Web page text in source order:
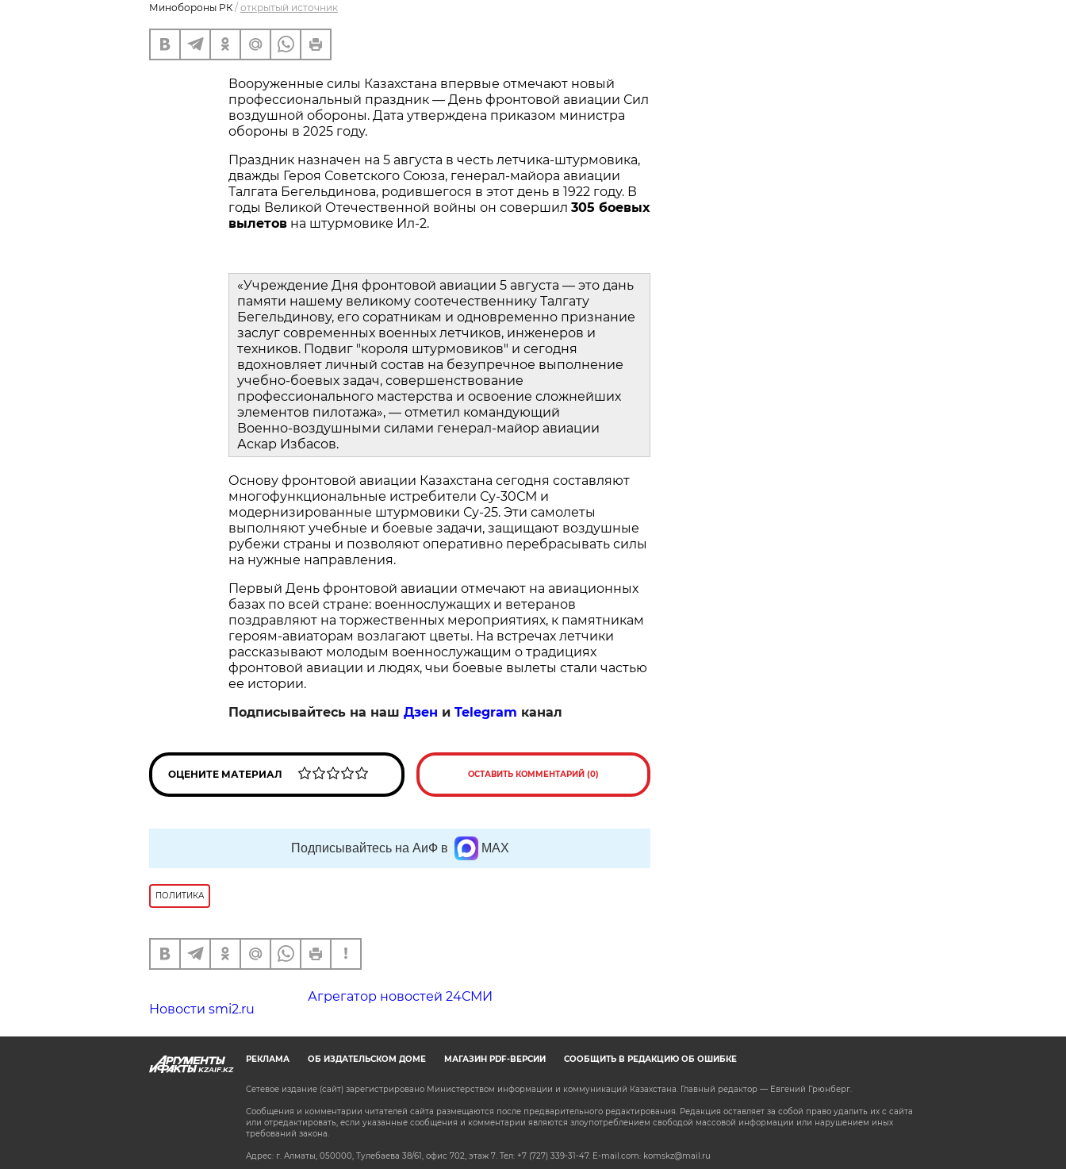
Минобороны РК / открытый источник
Вооруженные силы Казахстана впервые отмечают новый
профессиональный праздник — День фронтовой авиации Сил
воздушной обороны. Дата утверждена приказом министра
обороны в 2025 году.
Праздник назначен на 5 августа в честь летчика‑штурмовика,
дважды Героя Советского Союза, генерал‑майора авиации
Талгата Бегельдинова, родившегося в этот день в 1922 году. В
годы Великой Отечественной войны он совершил 305 боевых
вылетов на штурмовике Ил‑2.
«Учреждение Дня фронтовой авиации 5 августа — это дань
памяти нашему великому соотечественнику Талгату
Бегельдинову, его соратникам и одновременно признание
заслуг современных военных летчиков, инженеров и
техников. Подвиг "короля штурмовиков" и сегодня
вдохновляет личный состав на безупречное выполнение
учебно‑боевых задач, совершенствование
профессионального мастерства и освоение сложнейших
элементов пилотажа», — отметил командующий
Военно‑воздушными силами генерал‑майор авиации
Аскар Избасов.
Основу фронтовой авиации Казахстана сегодня составляют
многофункциональные истребители Су‑30СМ и
модернизированные штурмовики Су‑25. Эти самолеты
выполняют учебные и боевые задачи, защищают воздушные
рубежи страны и позволяют оперативно перебрасывать силы
на нужные направления.
Первый День фронтовой авиации отмечают на авиационных
базах по всей стране: военнослужащих и ветеранов
поздравляют на торжественных мероприятиях, к памятникам
героям‑авиаторам возлагают цветы. На встречах летчики
рассказывают молодым военнослужащим о традициях
фронтовой авиации и людях, чьи боевые вылеты стали частью
ее истории.
Подписывайтесь на наш Дзен и Telegram канал
ОЦЕНИТЕ МАТЕРИАЛ ОСТАВИТЬ КОММЕНТАРИЙ (0)
Подписывайтесь на АиФ в MAX
ПОЛИТИКА
Агрегатор новостей 24СМИ
Новости smi2.ru
KZAIF.KZ
РЕКЛАМА ОБ ИЗДАТЕЛЬСКОМ ДОМЕ МАГАЗИН PDF-ВЕРСИЙ СООБЩИТЬ В РЕДАКЦИЮ ОБ ОШИБКЕ
Сетевое издание (сайт) зарегистрировано Министерством информации и коммуникаций Казахстана. Главный редактор — Евгений Грюнберг.
Сообщения и комментарии читателей сайта размещаются после предварительного редактирования. Редакция оставляет за собой право удалить их с сайта
или отредактировать, если указанные сообщения и комментарии являются злоупотреблением свободой массовой информации или нарушением иных
требований закона.
Адрес: г. Алматы, 050000, Тулебаева 38/61, офис 702, этаж 7. Тел: +7 (727) 339-31-47. E-mail.com: komskz@mail.ru